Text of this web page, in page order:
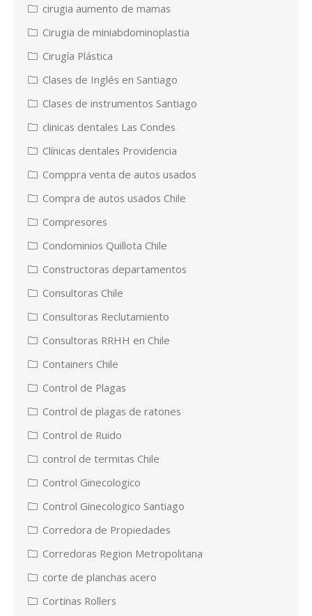
cirugia aumento de mamas
Cirugia de miniabdominoplastia
Cirugía Plástica
Clases de Inglés en Santiago
Clases de instrumentos Santiago
clinicas dentales Las Condes
Clínicas dentales Providencia
Comppra venta de autos usados
Compra de autos usados Chile
Compresores
Condominios Quillota Chile
Constructoras departamentos
Consultoras Chile
Consultoras Reclutamiento
Consultoras RRHH en Chile
Containers Chile
Control de Plagas
Control de plagas de ratones
Control de Ruido
control de termitas Chile
Control Ginecologico
Control Ginecologico Santiago
Corredora de Propiedades
Corredoras Region Metropolitana
corte de planchas acero
Cortinas Rollers